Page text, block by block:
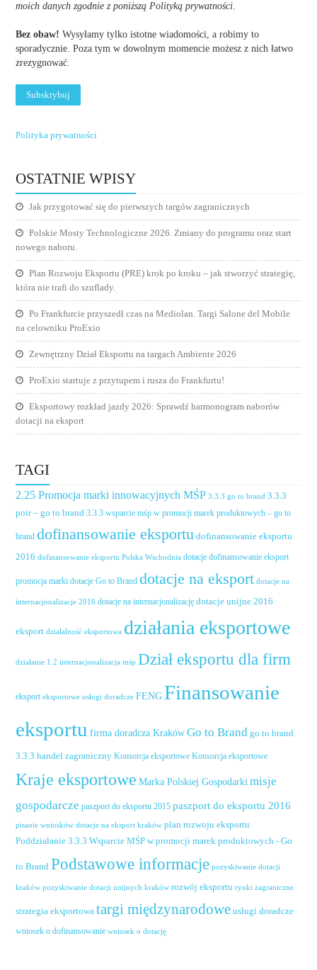
moich danych zgodnie z poniższą Polityką prywatności.
Bez obaw! Wysyłamy tylko istotne wiadomości, a robimy to
sporadycznie. Poza tym w dowolnym momencie możesz z nich łatwo
zrezygnować.
Polityka prywatności
OSTATNIE WPISY
Jak przygotować się do pierwszych targów zagranicznych
Polskie Mosty Technologiczne 2026. Zmiany do programu oraz start
nowego naboru.
Plan Rozwoju Eksportu (PRE) krok po kroku – jak stworzyć strategię,
która nie trafi do szuflady.
Po Frankfurcie przyszedł czas na Mediolan. Targi Salone del Mobile
na celowniku ProExio
Zewnętrzny Dział Eksportu na targach Ambiente 2026
ProExio startuje z przytupem i rusza do Frankfurtu!
Eksportowy rozkład jazdy 2026: Sprawdź harmonogram naborów
dotacji na eksport
TAGI
2.25 Promocja marki innowacyjnych MŚP 3.3.3 go to brand 3.3.3
poir – go to brand 3.3.3 wsparcie mśp w promocji marek produktowych – go to
brand dofinansowanie eksportu dofinansowanie eksportu
2016 dofinansowanie eksportu Polska Wschodnia dotacje dofinansowanie eksport
promocja marki dotacje Go to Brand dotacje na eksport dotacje na
internacjonalizacje 2016 dotacje na internacjonalizację dotacje unijne 2016
eksport działalność eksportowa działania eksportowe
działanie 1.2 internacjonalizacja mśp Dział eksportu dla firm
eksport eksportowe usługi doradcze FENG Finansowanie
eksportu firma doradcza Kraków Go to Brand go to brand
3.3.3 handel zagraniczny Konsorcja eksportowe Konsorcja eksportowe
Kraje eksportowe Marka Polskiej Gospodarki misje
gospodarcze paszport do eksportu 2015 paszport do eksportu 2016
pisanie wniosków dotacje na eksport kraków plan rozwoju eksportu
Poddziałanie 3.3.3 Wsparcie MŚP w promocji marek produktowych - Go
to Brand Podstawowe informacje pozyskiwanie dotacji
kraków pozyskiwanie dotacji unijnych kraków rozwój eksportu rynki zagraniczne
strategia eksportowa targi międzynarodowe usługi doradcze
wniosek o dofinansowanie wniosek o dotację